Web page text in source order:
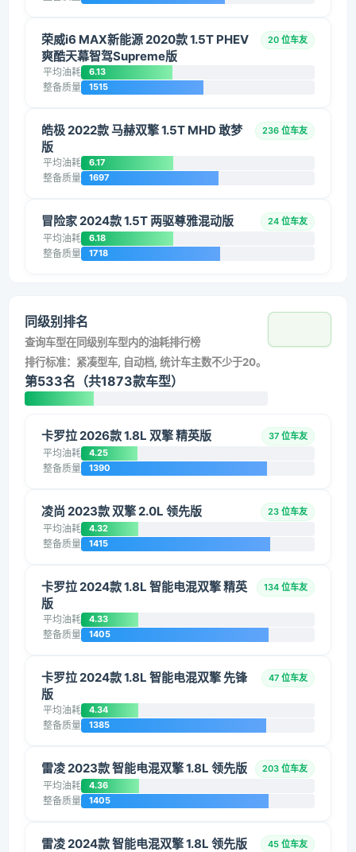
荣威i6 MAX新能源 2020款 1.5T PHEV
爽酷天幕智驾Supreme版
20 位车友
平均油耗 6.13
整备质量 1515
皓极 2022款 马赫双擎 1.5T MHD 敢梦
版
236 位车友
平均油耗 6.17
整备质量 1697
冒险家 2024款 1.5T 两驱尊雅混动版 24 位车友
平均油耗 6.18
整备质量 1718
同级别排名
查询车型在同级别车型内的油耗排行榜
排行标准：紧凑型车, 自动档, 统计车主数不少于20。
第533名（共1873款车型）
卡罗拉 2026款 1.8L 双擎 精英版 37 位车友
平均油耗 4.25
整备质量 1390
凌尚 2023款 双擎 2.0L 领先版 23 位车友
平均油耗 4.32
整备质量 1415
卡罗拉 2024款 1.8L 智能电混双擎 精英
版
134 位车友
平均油耗 4.33
整备质量 1405
卡罗拉 2024款 1.8L 智能电混双擎 先锋
版
47 位车友
平均油耗 4.34
整备质量 1385
雷凌 2023款 智能电混双擎 1.8L 领先版 203 位车友
平均油耗 4.36
整备质量 1405
雷凌 2024款 智能电混双擎 1.8L 领先版 45 位车友